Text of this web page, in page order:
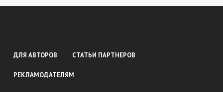
ДЛЯ АВТОРОВ СТАТЬИ ПАРТНЕРОВ
РЕКЛАМОДАТЕЛЯМ